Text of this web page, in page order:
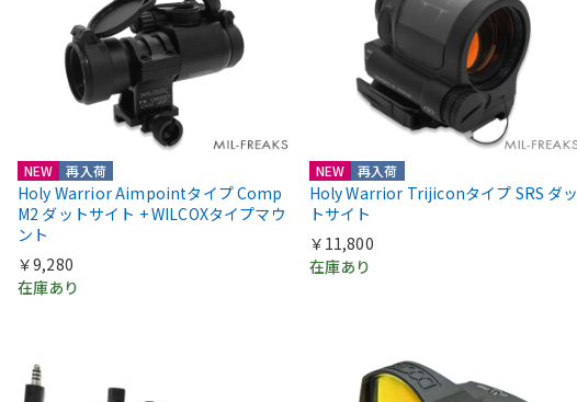
NEW 再入荷
Holy Warrior Aimpointタイプ Comp
M2 ダットサイト + WILCOXタイプマウ
ント
￥9,280
在庫あり
NEW 再入荷
Holy Warrior Trijiconタイプ SRS ダッ
トサイト
￥11,800
在庫あり